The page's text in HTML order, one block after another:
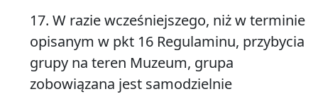
17. W razie wcześniejszego, niż w terminie
opisanym w pkt 16 Regulaminu, przybycia
grupy na teren Muzeum, grupa
zobowiązana jest samodzielnie